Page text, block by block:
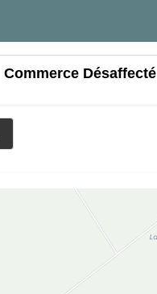
Commerce Désaffecté